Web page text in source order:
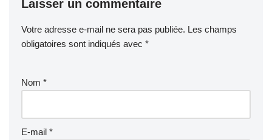
Laisser un commentaire
Votre adresse e-mail ne sera pas publiée. Les champs
obligatoires sont indiqués avec *
Nom *
E-mail *